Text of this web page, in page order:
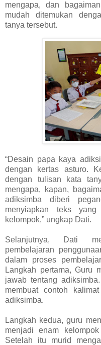
mengapa, dan
mudah ditemukan
tanya tersebut.
“Desain papa kaya
dengan kertas asturo.
dengan tulisan kata
mengapa, kapan,
adiksimba diberi
menyiapkan teks
kelompok,” ungkap Dati.
Selanjutnya, Dati
pembelajaran
dalam proses
Langkah pertama, Guru
jawab tentang
membuat contoh
adiksimba.
Langkah kedua, guru
menjadi enam
Setelah itu murid